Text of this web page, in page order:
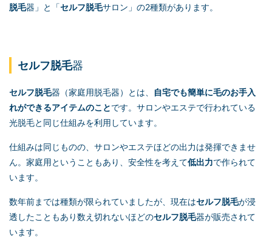
脱毛器」と「セルフ脱毛サロン」の2種類があります。
セルフ脱毛器
セルフ脱毛器（家庭用脱毛器）とは、
自宅でも簡単に毛のお手入
れができるアイテムのことです。サロンやエステで行われている
光脱毛と同じ仕組みを利用しています。
仕組みは同じものの、サロンやエステほどの出力は発揮できませ
ん。家庭用ということもあり、安全性を考えて低出力で作られて
います。
数年前までは種類が限られていましたが、現在はセルフ脱毛が浸
透したこともあり数え切れないほどのセルフ脱毛器が販売されて
います。